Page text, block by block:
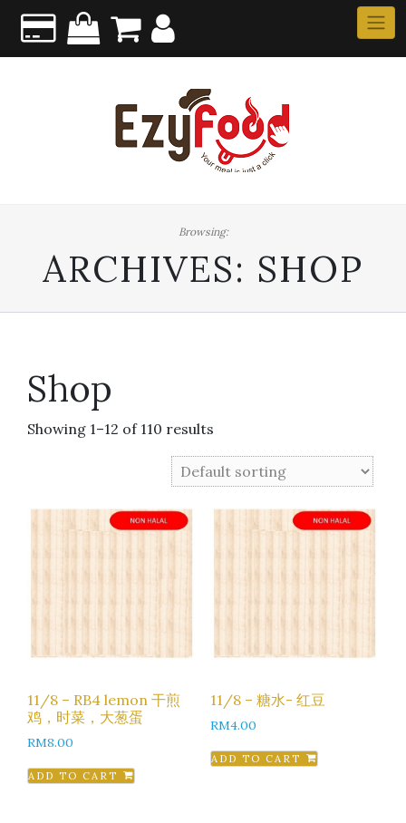
Browsing:
ARCHIVES: SHOP
Shop
Showing 1–12 of 110 results
11/8 – RB4 lemon 干煎
鸡，时菜，大葱蛋
RM8.00
ADD TO CART
11/8 – 糖水- 红豆
RM4.00
ADD TO CART